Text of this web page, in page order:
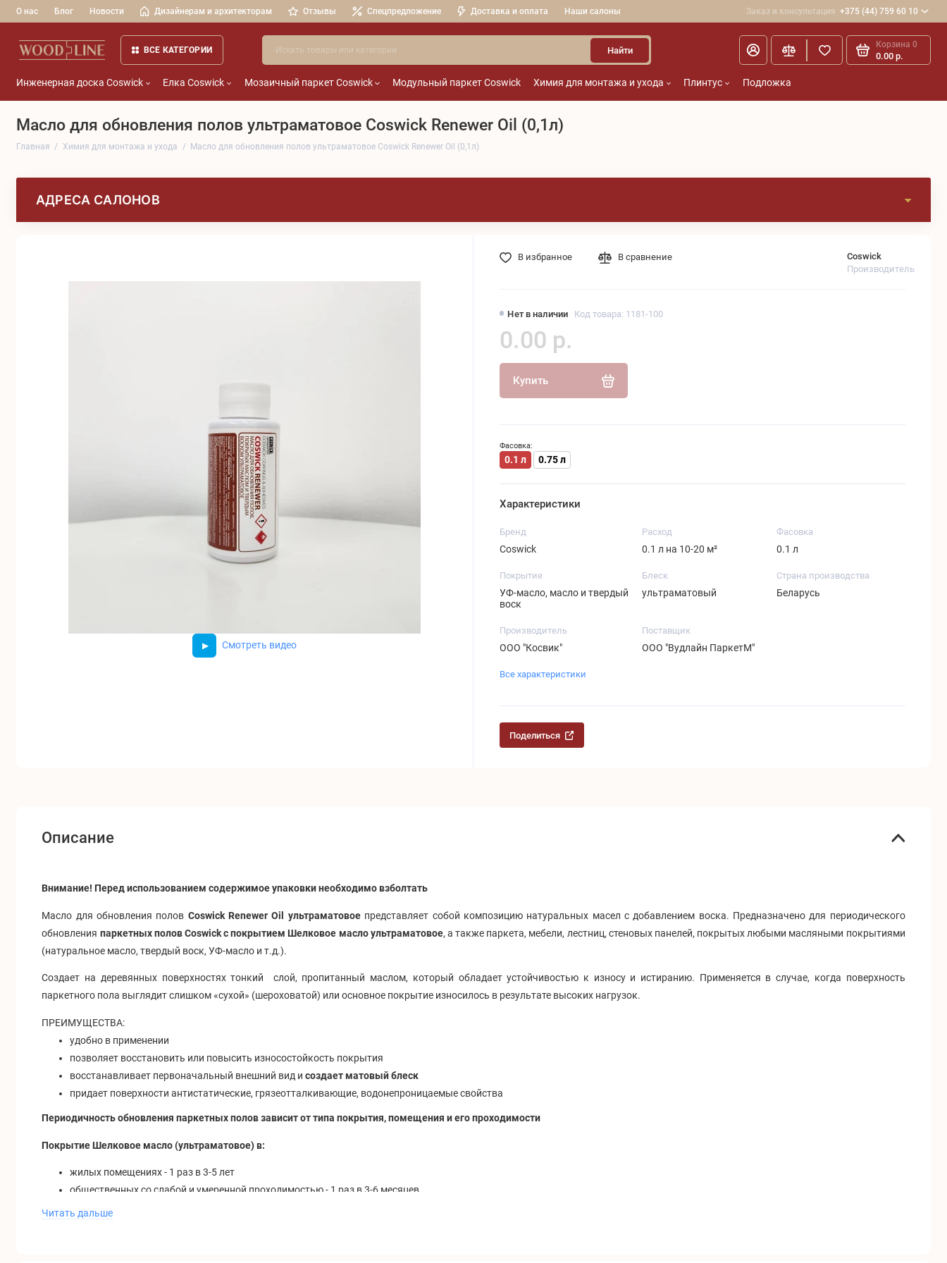
О нас Блог Новости Дизайнерам и архитекторам Отзывы Спецпредложение Доставка и оплата Наши салоны Заказ и консультация +375 (44) 759 60 10
ВСЕ КАТЕГОРИИ Найти
Корзина 0
0.00 р.
Инженерная доска Coswick Елка Coswick Мозаичный паркет Coswick Модульный паркет Coswick Химия для монтажа и ухода Плинтус Подложка
Масло для обновления полов ультраматовое Coswick Renewer Oil (0,1л)
Главная Химия для монтажа и ухода Масло для обновления полов ультраматовое Coswick Renewer Oil (0,1л)
АДРЕСА САЛОНОВ
Смотреть видео
Нет в наличии Код товара: 1181-100
Coswick
Производитель
0.00 р.
Купить
В избранное В сравнение
Характеристики
Бренд
Coswick
Расход
0.1 л на 10-20 м²
Фасовка
0.1 л
Покрытие
УФ-масло, масло и твердый
воск
Блеск
ультраматовый
Страна производства
Беларусь
Производитель
ООО "Косвик"
Поставщик
ООО "Вудлайн ПаркетМ"
Все характеристики
Фасовка:
0.1 л 0.75 л
Поделиться
Описание
Внимание! Перед использованием содержимое упаковки необходимо взболтать
Масло для обновления полов Coswick Renewer Oil ультраматовоепредставляет собой композицию натуральных масел с добавлением воска. Предназначено для периодического
обновления паркетных полов Coswick с покрытием Шелковое масло ультраматовое, а также паркета, мебели, лестниц, стеновых панелей, покрытых любыми масляными покрытиями
(натуральное масло, твердый воск, УФ-масло и т.д.).
Создает на деревянных поверхностях тонкий слой, пропитанный маслом, который обладает устойчивостью к износу и истиранию. Применяется в случае, когда поверхность
паркетного пола выглядит слишком «сухой» (шероховатой) или основное покрытие износилось в результате высоких нагрузок.
ПРЕИМУЩЕСТВА:
удобно в применении
позволяет восстановить или повысить износостойкость покрытия
восстанавливает первоначальный внешний вид исоздает матовый блеск
придает поверхности антистатические, грязеотталкивающие, водонепроницаемые свойства
Периодичность обновления паркетных полов зависит от типа покрытия, помещения и его проходимости
Покрытие Шелковое масло (ультраматовое) в:
жилых помещениях - 1 раз в 3-5 лет
общественных со слабой и умеренной проходимостью - 1 раз в 3-6 месяцев
Читать дальше